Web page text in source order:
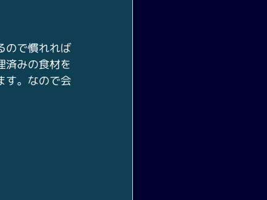
ので慣れれば
済みの食材を
す。なので会